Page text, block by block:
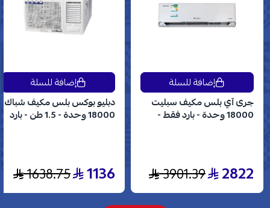
جرى آي بلس مكيف سبليت
18000 وحدة - بارد فقط -
2822
3901.39
إضافة للسلة
دبليو بوكس بلس مكيف شباك
18000 وحدة - 1.5 طن - بارد
1136
1638.75
إضافة للسلة